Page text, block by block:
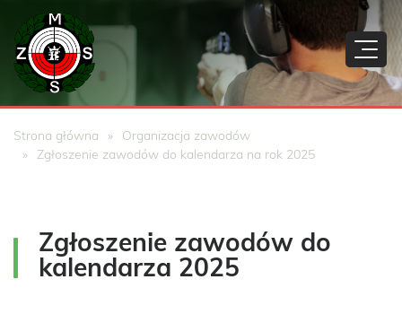
Strona główna
Organizacja zawodów
Zgłoszenie zawodów do kalendarza na rok 2025
Zgłoszenie zawodów do
kalendarza 2025